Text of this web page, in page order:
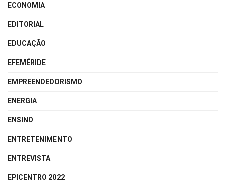
ECONOMIA
EDITORIAL
EDUCAÇÃO
EFEMÉRIDE
EMPREENDEDORISMO
ENERGIA
ENSINO
ENTRETENIMENTO
ENTREVISTA
EPICENTRO 2022